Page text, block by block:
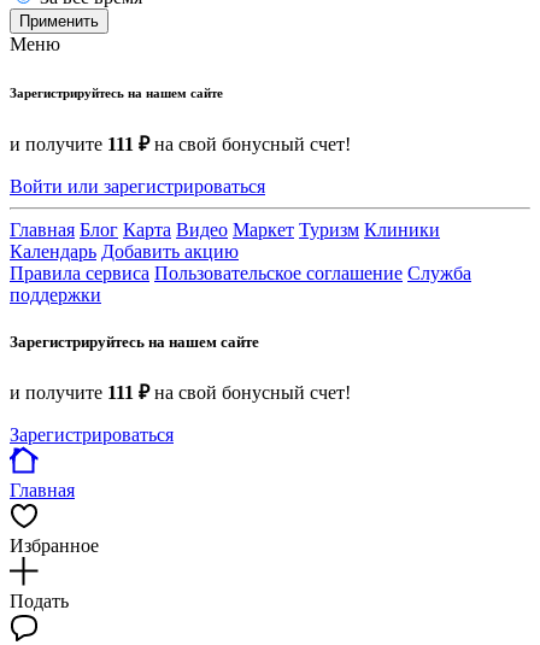
Применить
Меню
Зарегистрируйтесь на нашем сайте
и получите 111 ₽на свой бонусный счет!
Войти или зарегистрироваться
Главная Блог Карта Видео Маркет Туризм Клиники
Календарь Добавить акцию
Правила сервиса Пользовательское соглашение Служба
поддержки
Зарегистрируйтесь на нашем сайте
и получите 111 ₽на свой бонусный счет!
Зарегистрироваться
Главная
Избранное
Подать